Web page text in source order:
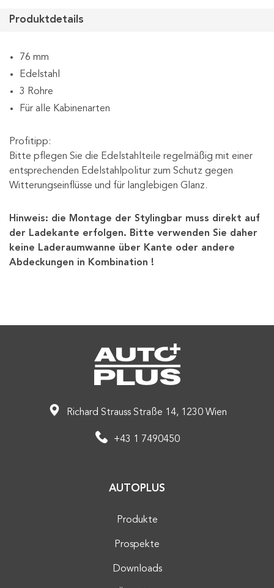
Produktdetails
76 mm
Edelstahl
3 Rohre
Für alle Kabinenarten
Profitipp:
Bitte pflegen Sie die Edelstahlteile regelmäßig mit einer
entsprechenden Edelstahlpolitur zum Schutz gegen
Witterungseinflüsse und für langlebigen Glanz.
Hinweis: die Montage der Stylingbar muss direkt auf
der Ladekante erfolgen. Bitte verwenden Sie daher
keine Laderaumwanne über Kante oder andere
Abdeckungen in Kombination !
Richard Strauss Straße 14, 1230 Wien
+43 1 7490450
AUTOPLUS
Produkte
Prospekte
Downloads